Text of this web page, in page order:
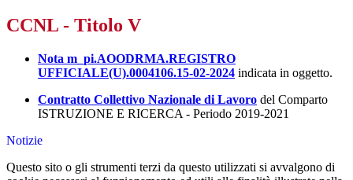
CCNL - Titolo V
Nota m_pi.AOODRMA.REGISTRO
UFFICIALE(U).0004106.15-02-2024 indicata in oggetto.
Contratto Collettivo Nazionale di Lavoro del Comparto
ISTRUZIONE E RICERCA - Periodo 2019-2021
Notizie
Questo sito o gli strumenti terzi da questo utilizzati si avvalgono di